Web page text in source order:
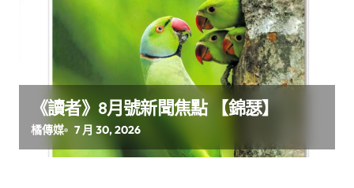
《讀者》8月號新聞焦點 【錦瑟】
橘傳媒 7 月 30, 2026